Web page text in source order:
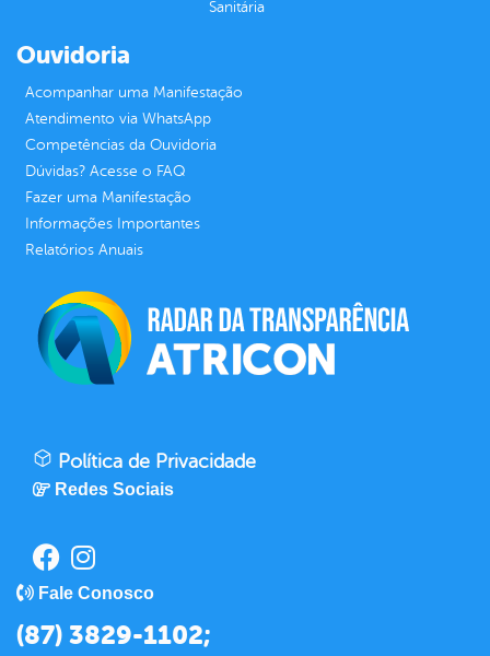
Sanitária
Ouvidoria
Acompanhar uma Manifestação
Atendimento via WhatsApp
Competências da Ouvidoria
Dúvidas? Acesse o FAQ
Fazer uma Manifestação
Informações Importantes
Relatórios Anuais
Política de Privacidade
Redes Sociais
Fale Conosco
(87) 3829-1102;